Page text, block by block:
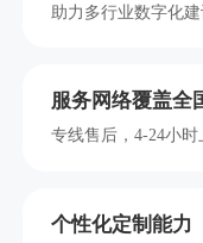
助力多行业数字化
服务网络覆盖全
专线售后，4-24小时
个性化定制能力